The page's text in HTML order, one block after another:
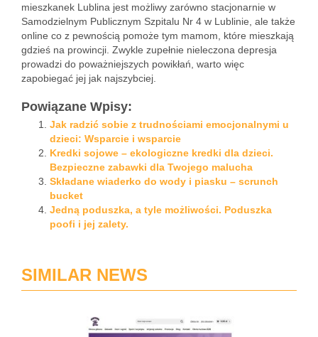
mieszkanek Lublina jest możliwy zarówno stacjonarnie w
Samodzielnym Publicznym Szpitalu Nr 4 w Lublinie, ale także
online co z pewnością pomoże tym mamom, które mieszkają
gdzieś na prowincji. Zwykle zupełnie nieleczona depresja
prowadzi do poważniejszych powikłań, warto więc
zapobiegać jej jak najszybciej.
Powiązane Wpisy:
Jak radzić sobie z trudnościami emocjonalnymi u
dzieci: Wsparcie i wsparcie
Kredki sojowe – ekologiczne kredki dla dzieci.
Bezpieczne zabawki dla Twojego malucha
Składane wiaderko do wody i piasku – scrunch
bucket
Jedną poduszka, a tyle możliwości. Poduszka
poofi i jej zalety.
SIMILAR NEWS